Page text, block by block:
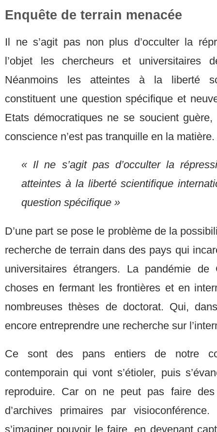
Enquête de terrain menacée
Il ne s’agit pas non plus d’occulter la
l’objet les chercheurs et universitaires
Néanmoins les atteintes à la liberté
constituent une question spécifique et
Etats démocratiques ne se soucient
conscience n’est pas tranquille en la matière.
« Il ne s’agit pas d’occulter la
atteintes à la liberté scientifique
question spécifique »
D’une part se pose le problème de la
recherche de terrain dans des pays qui
universitaires étrangers. La pandémie
choses en fermant les frontières et en
nombreuses thèses de doctorat. Qui,
encore entreprendre une recherche sur
Ce sont des pans entiers de notre
contemporain qui vont s’étioler, puis
reproduire. Car on ne peut pas faire
d’archives primaires par
s’imaginer pouvoir le faire, en devenant